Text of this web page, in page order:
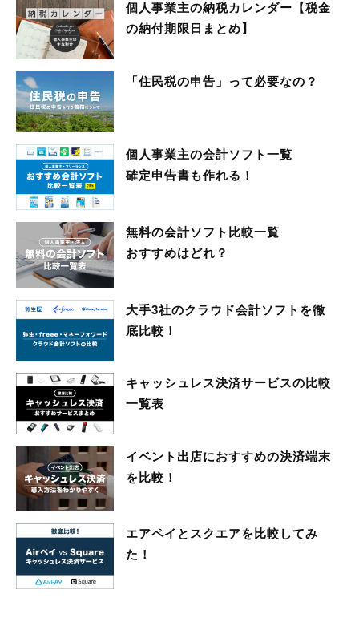
個人事業主の納税カレンダー【税金
の納付期限日まとめ】
「住民税の申告」って必要なの？
個人事業主の会計ソフト一覧
確定申告書も作れる！
無料の会計ソフト比較一覧
おすすめはどれ？
大手3社のクラウド会計ソフトを徹
底比較！
キャッシュレス決済サービスの比較
一覧表
イベント出店におすすめの決済端末
を比較！
エアペイとスクエアを比較してみ
た！